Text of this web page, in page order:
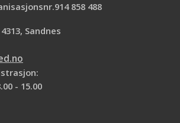
858 488
Sandnes
- 15.00